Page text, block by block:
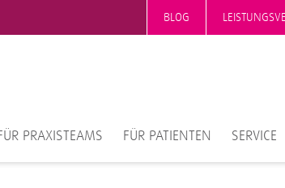
BLOG
PRAXISTEAMS FÜR PATIENTEN SERVICE